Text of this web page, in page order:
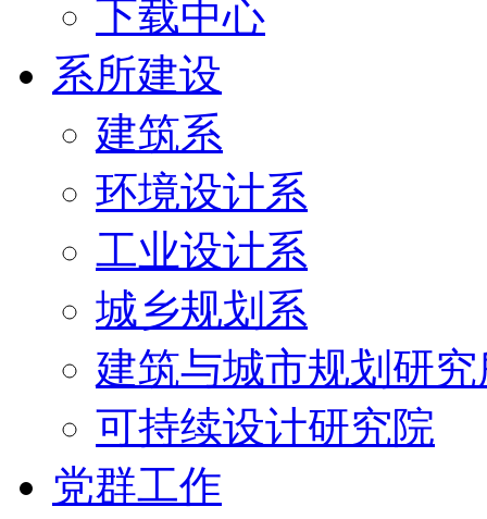
下载中心
系所建设
建筑系
环境设计系
工业设计系
城乡规划系
建筑与城市规划研究
可持续设计研究院
党群工作